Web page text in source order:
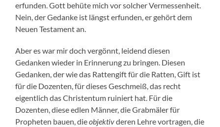
erfunden. Gott behüte mich vor solcher Vermessenheit.
Nein, der Gedanke ist längst erfunden, er gehört dem
Neuen Testament an.
Aber es war mir doch vergönnt, leidend diesen
Gedanken wieder in Erinnerung zu bringen. Diesen
Gedanken, der wie das Rattengift für die Ratten, Gift ist
für die Dozenten, für dieses Geschmeiß, das recht
eigentlich das Christentum ruiniert hat. Für die
Dozenten, diese edlen Männer, die Grabmäler für
Propheten bauen, dieobjektivderen Lehre vortragen, die